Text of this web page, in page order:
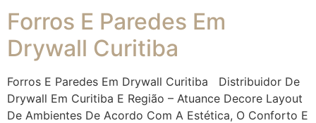
Forros E Paredes Em
Drywall Curitiba
Forros E Paredes Em Drywall Curitiba Distribuidor De
Drywall Em Curitiba E Região – Atuance Decore Layout
De Ambientes De Acordo Com A Estética, O Conforto E